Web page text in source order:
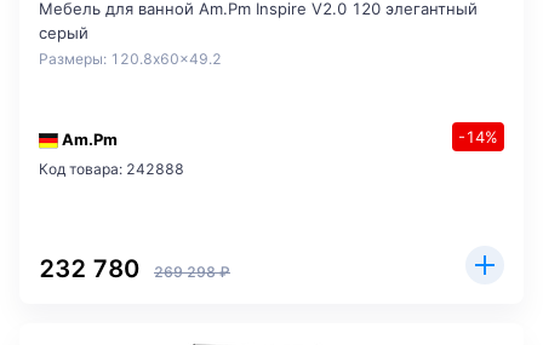
Мебель для ванной Am.Pm Inspire V2.0 120 элегантный
серый
Размеры: 120.8x60x49.2
Am.Pm -14%
Код товара: 242888
232 780 269 298 ₽